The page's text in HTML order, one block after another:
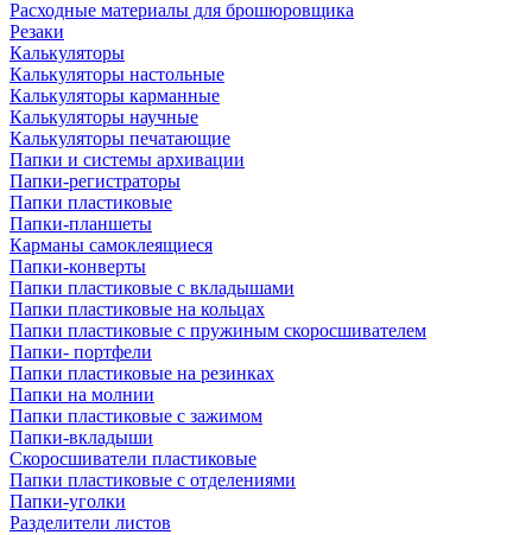
Расходные материалы для брошюровщика
Резаки
Калькуляторы
Калькуляторы настольные
Калькуляторы карманные
Калькуляторы научные
Калькуляторы печатающие
Папки и системы архивации
Папки-регистраторы
Папки пластиковые
Папки-планшеты
Карманы самоклеящиеся
Папки-конверты
Папки пластиковые с вкладышами
Папки пластиковые на кольцах
Папки пластиковые с пружиным скоросшивателем
Папки- портфели
Папки пластиковые на резинках
Папки на молнии
Папки пластиковые с зажимом
Папки-вкладыши
Скоросшиватели пластиковые
Папки пластиковые с отделениями
Папки-уголки
Разделители листов